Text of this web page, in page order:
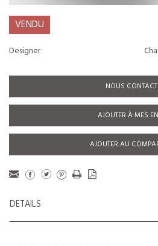
VENDU
Designer
NOUS
AJOUTER À MES
AJOUTER AU
DETAILS